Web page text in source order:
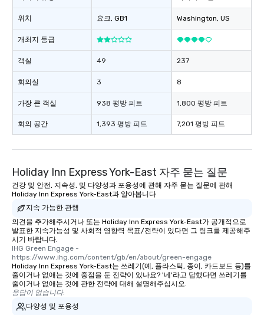
customized to your
will walk away
ready to create their
Together! *** Contact
more about our
위치
개최지 등급
객실
회의실
가장 큰 객실
회의 공간
요크 , GB1
49
3
938 평방 피트
1,393 평방 피트
Washington, US
237
8
1,800 평방 피트
7,201 평방 피트
Holiday Inn Express York-East 자주 묻는 질문
건강 및 안전, 지속성, 및 다양성과 포용성에 관해 자주 묻는 질문에 관해
Holiday Inn Express York-East과 알아봅니다
지속 가능한 관행
의견을 추가해주시거나 또는 Holiday Inn Express York-East가 공개적으로
발표한 지속가능성 및 사회적 영향력 목표/전략이 있다면 그 링크를 제공해주
시기 바랍니다.
IHG Green Engage -
https://www.ihg.com/content/gb/en/about/green-engage
Holiday Inn Express York-East는 쓰레기(예, 플라스틱, 종이, 카드보드 등)를
줄이거나 없애는 것에 중점을 둔 전략이 있나요? '네'라고 답했다면 쓰레기를
줄이거나 없애는 것에 관한 전략에 대해 설명해주십시오.
응답이 없습니다.
다양성 및 포용성